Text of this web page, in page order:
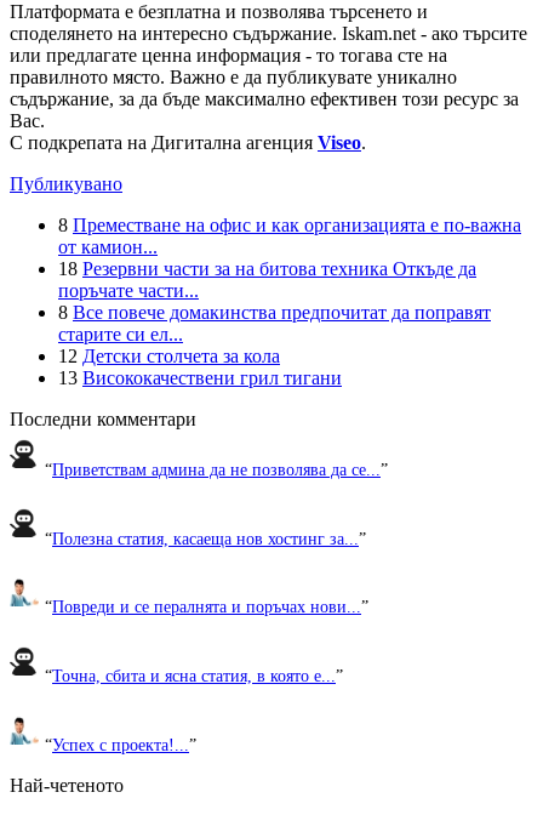
Платформата е безплатна и позволява търсенето и
споделянето на интересно съдържание. Iskam.net - ако търсите
или предлагате ценна информация - то тогава сте на
правилното място. Важно е да публикувате уникално
съдържание, за да бъде максимално ефективен този ресурс за
Вас.
С подкрепата на Дигитална агенция Viseo.
Публикувано
8 Преместване на офис и как организацията е по-важна
от камион...
18 Резервни части за на битова техника Откъде да
поръчате части...
8 Все повече домакинства предпочитат да поправят
старите си ел...
12 Детски столчета за кола
13 Висококачествени грил тигани
Последни комментари
“Приветствам админа да не позволява да се... ”
“Полезна статия, касаеща нов хостинг за... ”
“Повреди и се пералнята и поръчах нови...”
“Точна, сбита и ясна статия, в която е... ”
“Успех с проекта!... ”
Най-четеното